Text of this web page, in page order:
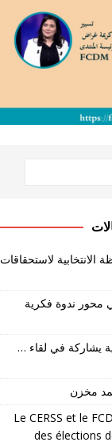
الانتخابية لاستحقاقات
محور ندوة فكرية
يشاركة في لقاء …
مخزن
Le CERSS et le
des élections